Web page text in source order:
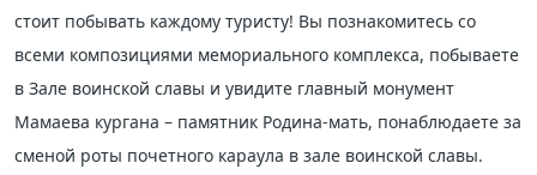
стоит побывать каждому туристу! Вы познакомитесь со
всеми композициями мемориального комплекса, побываете
в Зале воинской славы и увидите главный монумент
Мамаева кургана – памятник Родина-мать, понаблюдаете за
сменой роты почетного караула в зале воинской славы.